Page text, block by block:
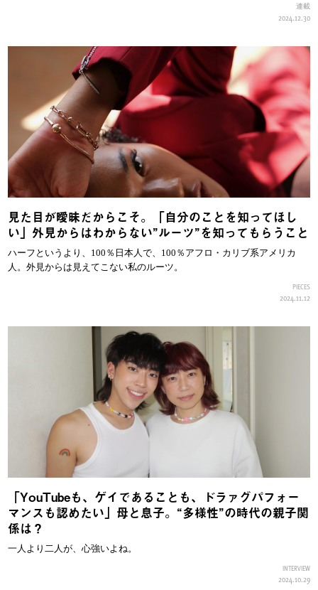
連載
2024.12.30
見た目が曖昧だからこそ。「自分のことを知ってほし
い」外見からはわからない”ルーツ”を知ってもらうこと
ハーフというより、100％日本人で、100％アフロ・カリブ系アメリカ
人。外見からは見えてこない私のルーツ。
PIECES
2024.11.12
「YouTubeも、ゲイであることも、ドラァグパフォー
マンスも認めたい」母と息子。“多様性”の時代の親子関
係は？
一人より二人が、心強いよね。
INTERVIEW
2024.10.29